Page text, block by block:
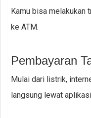
Kamu bisa melakukan
ke ATM.
Pembayaran
Mulai dari listrik,
langsung lewat